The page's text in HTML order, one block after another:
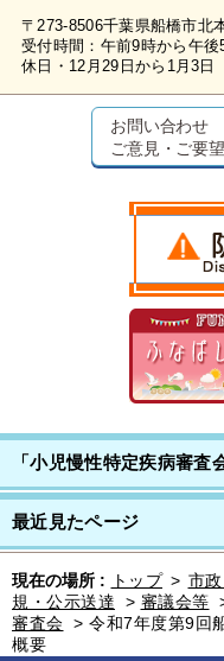
〒273-8506千葉県船橋市北
受付時間：午前9時から午
休日・12月29日から1月3日
お問い合わせ
ご意見・ご要望
「小児慢性特定疾病審査
最近見たページ
現在の場所 : トップ > 市
規・公示送達
> 審議会等
審査会 > 令和7年度第9回
概要